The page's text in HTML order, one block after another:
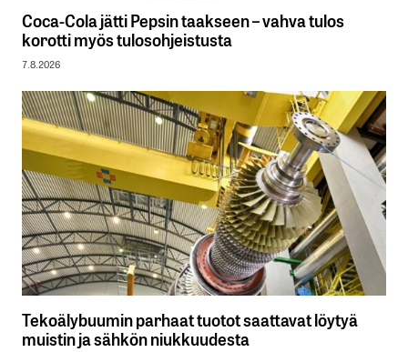
Coca-Cola jätti Pepsin taakseen – vahva tulos
korotti myös tulosohjeistusta
7.8.2026
Tekoälybuumin parhaat tuotot saattavat löytyä
muistin ja sähkön niukkuudesta